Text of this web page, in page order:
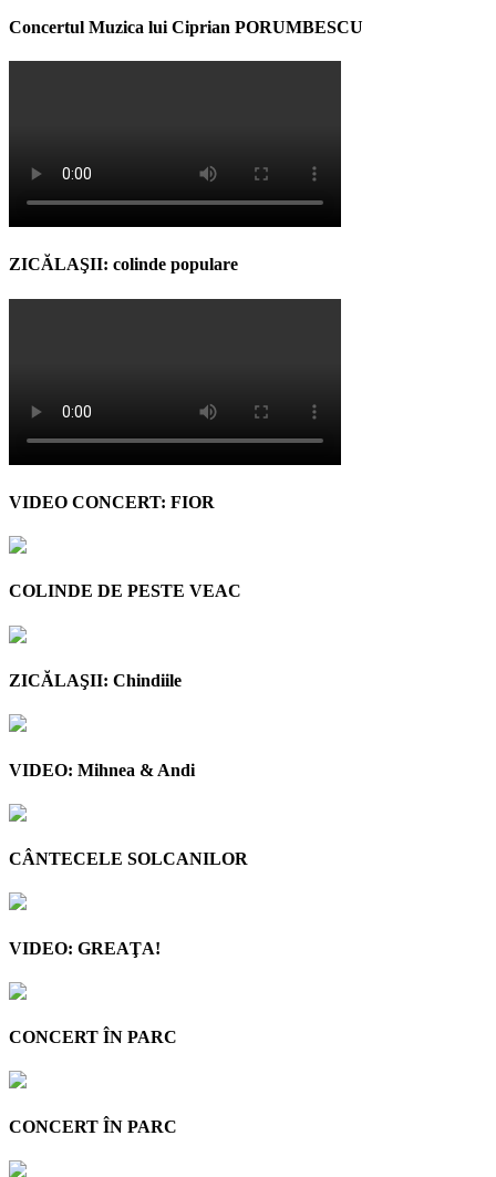
Concertul Muzica lui Ciprian PORUMBESCU
ZICĂLAŞII: colinde populare
VIDEO CONCERT: FIOR
COLINDE DE PESTE VEAC
ZICĂLAŞII: Chindiile
VIDEO: Mihnea & Andi
CÂNTECELE SOLCANILOR
VIDEO: GREAŢA!
CONCERT ÎN PARC
CONCERT ÎN PARC